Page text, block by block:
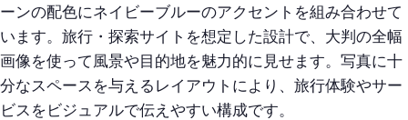
ーンの配色にネイビーブルーのアクセントを組み合わせて
います。旅行・探索サイトを想定した設計で、大判の全幅
画像を使って風景や目的地を魅力的に見せます。写真に十
分なスペースを与えるレイアウトにより、旅行体験やサー
ビスをビジュアルで伝えやすい構成です。